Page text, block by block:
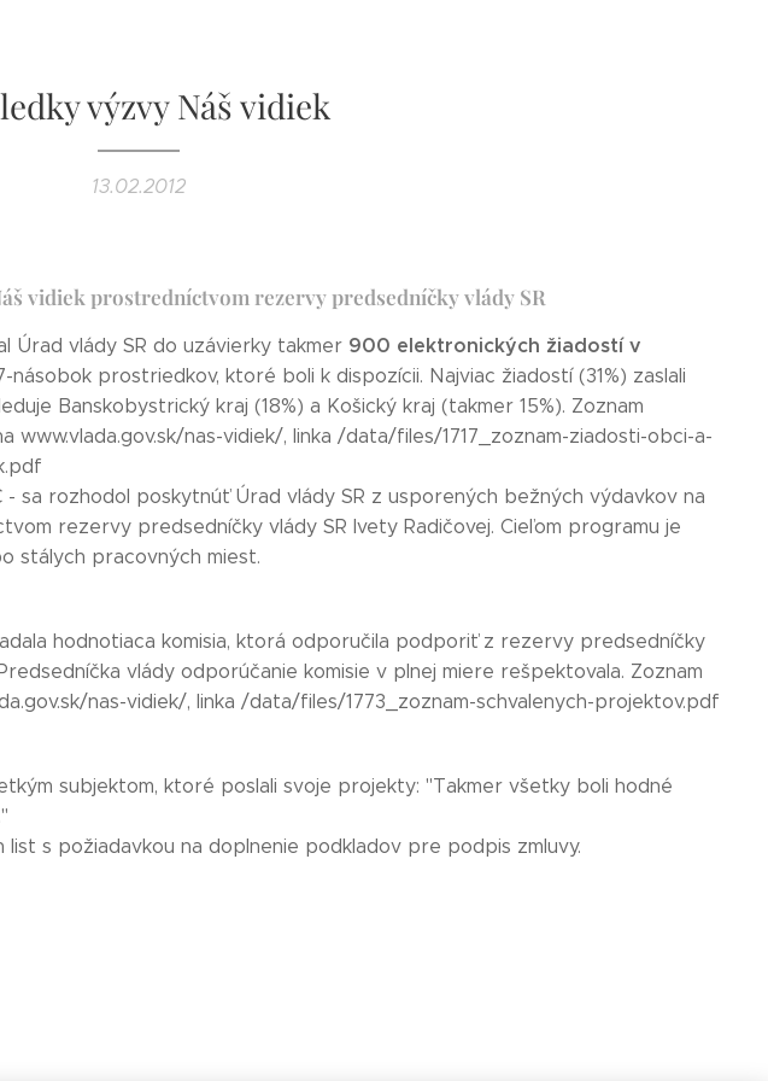
výzvy Náš vidiek
13.02.2012
vidiek prostredníctvom rezervy predsedníčky vlády SR
Úrad vlády SR do uzávierky takmer 900 elektronických žiadostí v
násobok prostriedkov, ktoré boli k dispozícii. Najviac žiadostí (31%) zaslali
Banskobystrický kraj (18%) a Košický kraj (takmer 15%). Zoznam
nas-vidiek/, linka /data/files/1717_zoznam-ziadosti-obci-a-
- sa rozhodol poskytnúť Úrad vlády SR z usporených bežných výdavkov na
rezervy predsedníčky vlády SR Ivety Radičovej. Cieľom programu je
stálych pracovných miest.
hodnotiaca komisia, ktorá odporučila podporiť z rezervy predsedníčky
vlády odporúčanie komisie v plnej miere rešpektovala. Zoznam
nas-vidiek/, linka /data/files/1773_zoznam-schvalenych-projektov.pdf
subjektom, ktoré poslali svoje projekty: "Takmer všetky boli hodné
s požiadavkou na doplnenie podkladov pre podpis zmluvy.